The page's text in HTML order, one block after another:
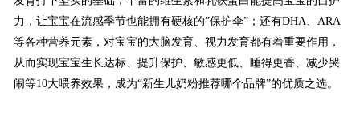
力，让宝宝在流感季节也能拥有硬核的”保护伞”；还有DHA、ARA
等各种营养元素，对宝宝的大脑发育、视力发育都有着重要作用，
从而实现宝宝生长达标、提升保护、敏感更低、睡得更香、减少哭
闹等10大喂养效果，成为“新生儿奶粉推荐哪个品牌”的优质之选。